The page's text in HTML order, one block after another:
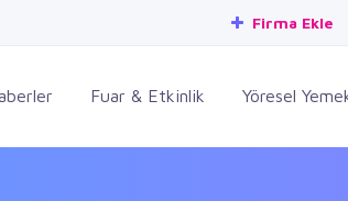
Firma Ekle
Fuar & Etkinlik Yöresel